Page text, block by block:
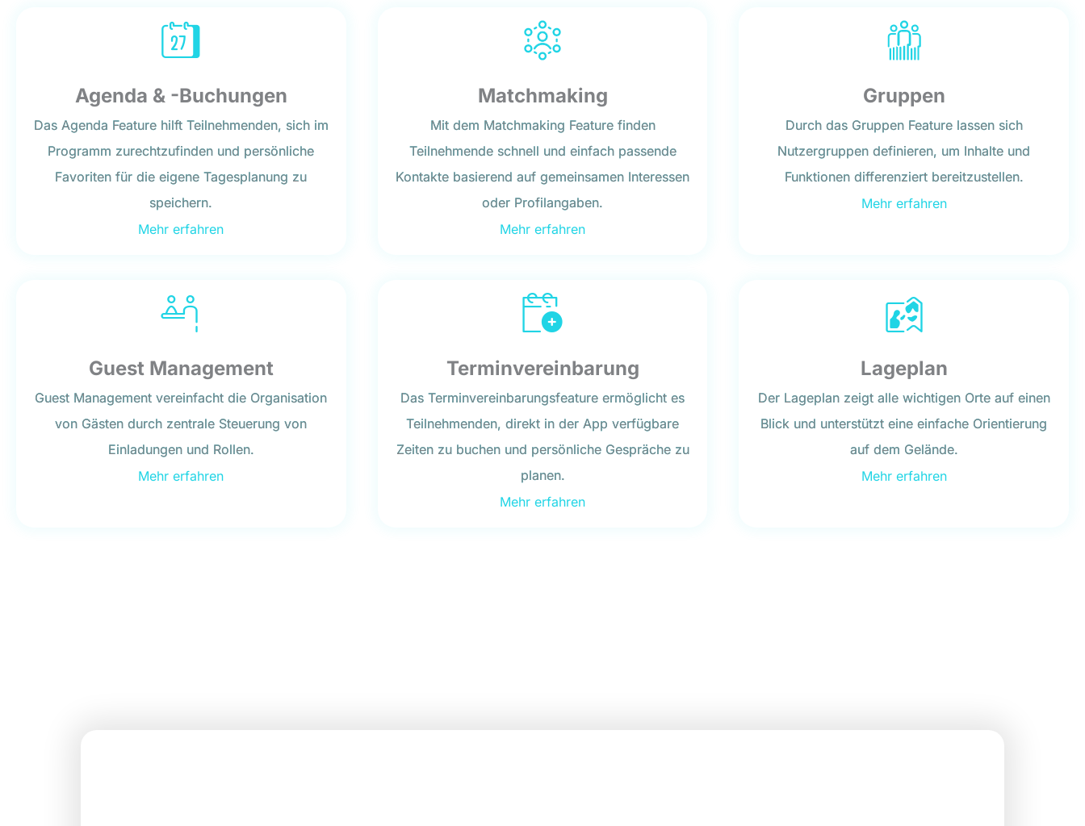
Agenda & -Buchungen
Das Agenda Feature hilft Teilnehmenden, sich im
Programm zurechtzufinden und persönliche
Favoriten für die eigene Tagesplanung zu
speichern.
Mehr erfahren
Matchmaking
Mit dem Matchmaking Feature finden
Teilnehmende schnell und einfach passende
Kontakte basierend auf gemeinsamen Interessen
oder Profilangaben.
Mehr erfahren
Gruppen
Durch das Gruppen Feature lassen sich
Nutzergruppen definieren, um Inhalte und
Funktionen differenziert bereitzustellen.
Mehr erfahren
Guest Management
Guest Management vereinfacht die Organisation
von Gästen durch zentrale Steuerung von
Einladungen und Rollen.
Mehr erfahren
Terminvereinbarung
Das Terminvereinbarungsfeature ermöglicht es
Teilnehmenden, direkt in der App verfügbare
Zeiten zu buchen und persönliche Gespräche zu
planen.
Mehr erfahren
Lageplan
Der Lageplan zeigt alle wichtigen Orte auf einen
Blick und unterstützt eine einfache Orientierung
auf dem Gelände.
Mehr erfahren